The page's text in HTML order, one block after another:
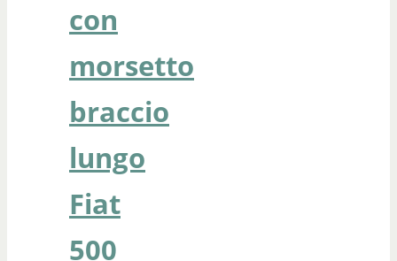
con
morsetto
braccio
lungo
Fiat
500